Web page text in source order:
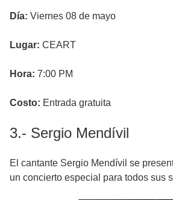
Día: Viernes 08 de mayo
Lugar: CEART
Hora: 7:00 PM
Costo: Entrada gratuita
3.- Sergio Mendívil
El cantante Sergio Mendívil se
un concierto especial para todos sus